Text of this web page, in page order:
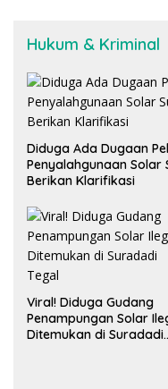
Hukum & Kriminal
Diduga Ada Dugaan
Penyalahgunaan Solar
Berikan Klarifikasi
Viral! Diduga Gudang
Penampungan Solar
Ditemukan di Suradadi